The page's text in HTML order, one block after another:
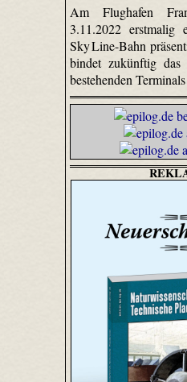
Am Flughafen
3.11.2022
Sky Line-Bahn
bindet zukünftig
bestehenden